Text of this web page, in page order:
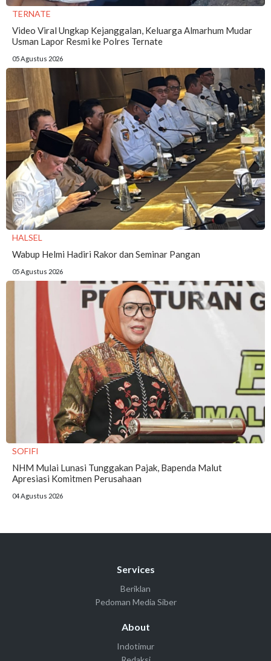
TERNATE
Video Viral Ungkap Kejanggalan, Keluarga Almarhum Mudar
Usman Lapor Resmi ke Polres Ternate
05 Agustus 2026
HALSEL
Wabup Helmi Hadiri Rakor dan Seminar Pangan
05 Agustus 2026
SOFIFI
NHM Mulai Lunasi Tunggakan Pajak, Bapenda Malut
Apresiasi Komitmen Perusahaan
04 Agustus 2026
Services
Beriklan
Pedoman Media Siber
About
Indotimur